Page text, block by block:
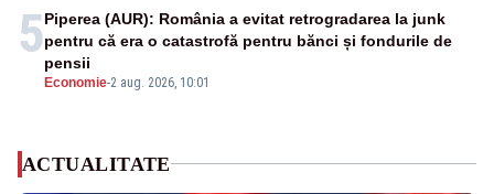
5
Economie-2 aug. 2026, 10:01
Piperea (AUR): România a evitat retrogradarea la junk
pentru că era o catastrofă pentru bănci și fondurile de
pensii
ACTUALITATE